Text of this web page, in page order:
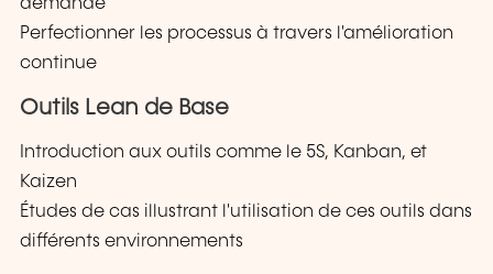
Perfectionner les processus à travers l'amélioration
continue
Outils Lean de Base
Introduction aux outils comme le 5S, Kanban, et
Kaizen
Études de cas illustrant l'utilisation de ces outils dans
différents environnements